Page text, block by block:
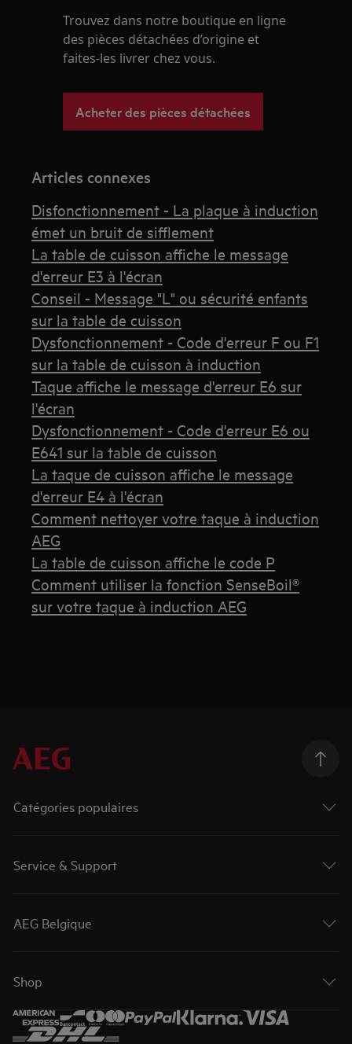
Trouvez dans notre boutique en ligne
des pièces détachées d’origine et
faites-les livrer chez vous.
Acheter des pièces détachées
Articles connexes
Disfonctionnement - La plaque à induction
émet un bruit de sifflement
La table de cuisson affiche le message
d'erreur E3 à l'écran
Conseil - Message "L" ou sécurité enfants
sur la table de cuisson
Dysfonctionnement - Code d'erreur F ou F1
sur la table de cuisson à induction
Taque affiche le message d'erreur E6 sur
l'écran
Dysfonctionnement - Code d'erreur E6 ou
E641 sur la table de cuisson
La taque de cuisson affiche le message
d'erreur E4 à l'écran
Comment nettoyer votre taque à induction
AEG
La table de cuisson affiche le code P
Comment utiliser la fonction SenseBoil®
sur votre taque à induction AEG
Catégories populaires
Service & Support
AEG Belgique
Shop